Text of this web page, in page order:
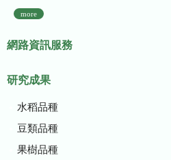
more
網路資訊服務
研究成果
水稻品種
豆類品種
果樹品種